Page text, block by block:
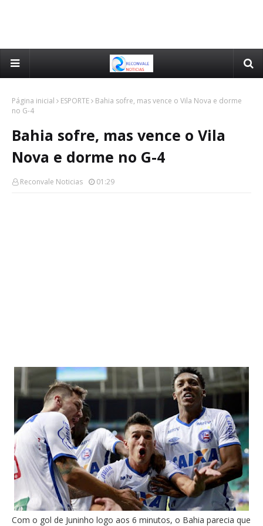
Página inicial ESPORTE
Bahia sofre, mas vence o Vila Nova e dorme
no G-4
Bahia sofre, mas vence o Vila
Nova e dorme no G-4
Reconvale Noticias 01:29
Com o gol de Juninho logo aos 6 minutos, o Bahia parecia que